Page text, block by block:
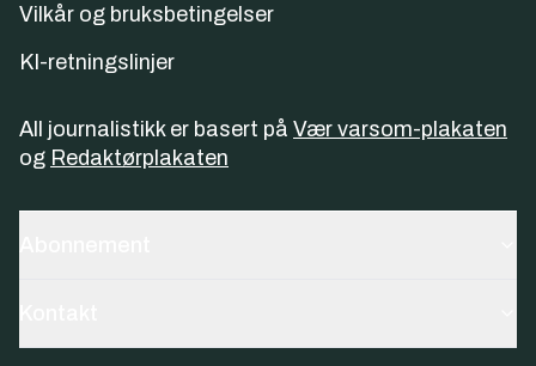
Vilkår og bruksbetingelser
KI-retningslinjer
All journalistikk er basert på Vær varsom-plakaten
og Redaktørplakaten